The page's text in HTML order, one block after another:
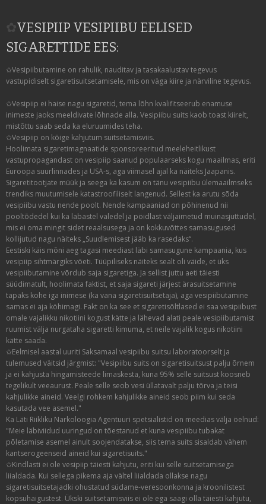
✿VESIPIIP VESIPIIBU EELISED
SIGARETTIDE EES:
✩Vesipiibutamine on rahulik, nauditav ja tasakaalustav tegevus
vastupidiselt sigaretisuitsetamisele, mis on väga kiire ja närviline tegevus.
✩Vesipiip ei haise nagu sigaretid, tema lõhn kvalifitseerub enamuse
inimeste jaoks meeldivate lõhnade alla. Vesipiibu suits kaob toast kiirelt,
mistõttu saab seda ka eluruumides teha.
✩Vesipiip on kõige kahjutum suitsetamisviis.
Hoolimata sigaretimagnaatide sponsoreeritud meeleheitlikust
vastupropagandast on vesipiip saanud populaarseks kogu maailmas, eriti
Euroopa suurlinnades ja USA-s, aga viimasel ajal ka näiteks Jaapanis.
Sigaretitootjate müük ja seega ka kasum on tänu vesipiibu ülemaailmseks
trendiks muutumisele katastroofiliselt langenud. Sellest ka arutu sõda
vesipiibu vastu nende poolt. Nende kampaaniad on põhinenud nii
pooltõdedel kui ka labastel valedel ja pöidlast väljaimetud muinasjuttudel,
mis ei oma mingit sidet reaalsusega ja on kokkuvõttes samasugused
kollijutud nagu näiteks „Suudlemisest jääb ka rasedaks“.
Eestiski käis mõni aeg tagasi meediast läbi samasugune kampaania, kus
vesipiip sihtmärgiks võeti. Tüüpiliseks näiteks sealt oli väide, et üks
vesipiibutamine võrdub saja sigaretiga. Ja sellist juttu aeti täiesti
süüdimatult, hoolimata faktist, et saja sigareti järjest ärasuitsetamine
tapaks kohe iga inimese (ka vana sigaretisuitsetaja), aga vesipiibutamine
samas ei aja köhimagi. Fakt on ka see et sigaretisõltlased ei saa vesipiibust
omale vajalikku nikotiini kogust kätte ja lähevad alati peale vesipiibutamist
ruumist välja nurgataha sigaretti kimuma, et neile vajalik kogus nikotiini
kätte saada.
✩Eelmisel aastal uuriti Saksamaal vesipiibu suitsu laboratoorselt ja
tulemused väitsid järgmist: "Vesipiibu suits on sigaretisuitsust palju õrnem
ja ei kahjusta hingamisteede limaskesta, kuna 95% selle suitsust koosneb
tegelikult veeaurust. Peale selle seob vesi üllatavalt palju tõrva ja teisi
kahjulikke aineid. Veelgi rohkem kahjulikke aineid seob piim kui seda
kasutada vee asemel."
Ka Läti Riikliku Narkoloogia Agentuuri spetsialistid on meedias välja öelnud:
"Meie läbiviidud uuringud on tõestanud et kuna vesipiibu tubakat
põletamise asemel ainult soojendatakse, siis tema suits sisaldab vähem
kantserogeenseid aineid kui sigaretisuits."
✩Kindlasti ei ole vesipiip täiesti kahjutu, eriti kui selle suitsetamisega
liialdada. Kui sellega pikema aja vältel liialdada ollakse nagu
sigaretisuitsetajadki ohustatud südame-veresoonkonna ja kroonilistest
kopsuhaigustest. Ükski suitsetamisviis ei ole ega saagi olla täiesti kahjutu,